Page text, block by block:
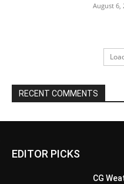
August 6,
RECENT COMMENTS
EDITOR PICKS
CG